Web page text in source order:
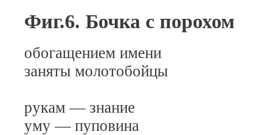
Фиг.6. Бочка с порохом
обогащением имени
заняты молотобойцы
рукам — знание
уму — пуповина